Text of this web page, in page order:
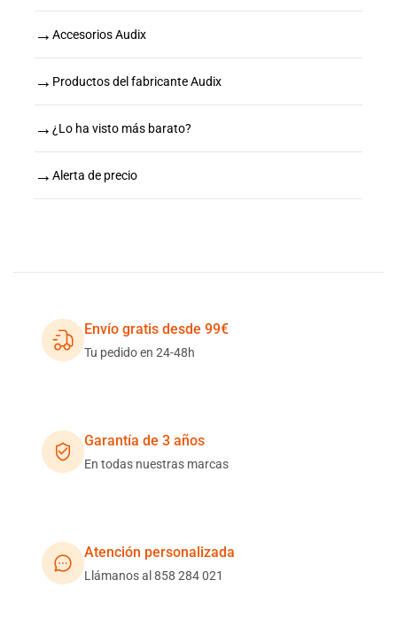
→ Accesorios Audix
→ Productos del fabricante Audix
→ ¿Lo ha visto más barato?
→ Alerta de precio
Envío gratis desde 99€
Tu pedido en 24-48h
Garantía de 3 años
En todas nuestras marcas
Atención personalizada
Llámanos al 858 284 021